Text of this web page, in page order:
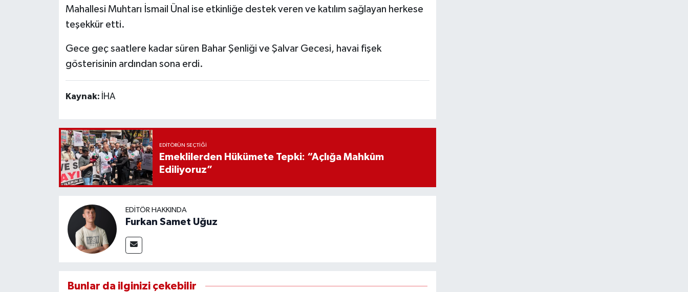
Mahallesi Muhtarı İsmail Ünal ise etkinliğe destek veren ve katılım sağlayan herkese
teşekkür etti.
Gece geç saatlere kadar süren Bahar Şenliği ve Şalvar Gecesi, havai fişek
gösterisinin ardından sona erdi.
Kaynak: İHA
EDITÖRÜN SEÇTIĞI
Emeklilerden Hükümete Tepki: “Açlığa Mahkûm
Ediliyoruz”
EDITÖR HAKKINDA
Furkan Samet Uğuz
Bunlar da ilginizi çekebilir